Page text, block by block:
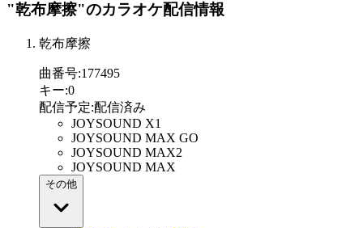
"乾布摩擦"のカラオケ配信情報
乾布摩擦
曲番号:177495
キー:0
配信予定:配信済み
JOYSOUND X1
JOYSOUND MAX GO
JOYSOUND MAX2
JOYSOUND MAX
その他